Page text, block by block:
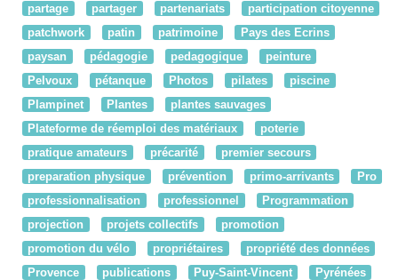
partage
partager partenariats
participation citoyenne
patchwork
patin patrimoine
Pays des Ecrins
paysan
pédagogie pedagogique
peinture
Pelvoux
pétanque Photos pilates
piscine
Plampinet
Plantes
plantes sauvages
Plateforme de réemploi des matériaux
poterie
pratique amateurs
précarité
premier secours
preparation physique
prévention primo-arrivants
Pro
professionnalisation
professionnel
Programmation
projection
projets collectifs
promotion
promotion du vélo
propriétaires
propriété des données
Provence
publications Puy-Saint-Vincent
Pyrénées